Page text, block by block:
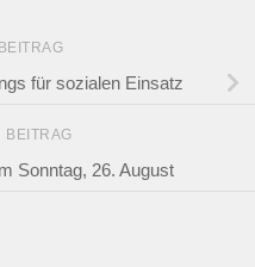
für sozialen Einsatz
BEITRAG
Sonntag, 26. August